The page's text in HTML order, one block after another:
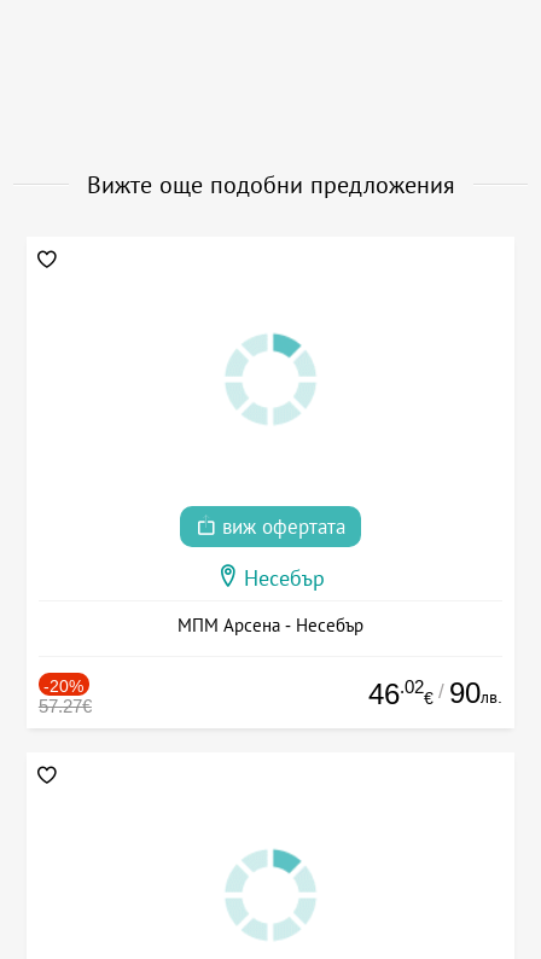
Вижте още подобни предложения
виж офертата
Несебър
МПМ Арсена - Несебър
-20%
57.27€ 46.02
€ / 90лв.